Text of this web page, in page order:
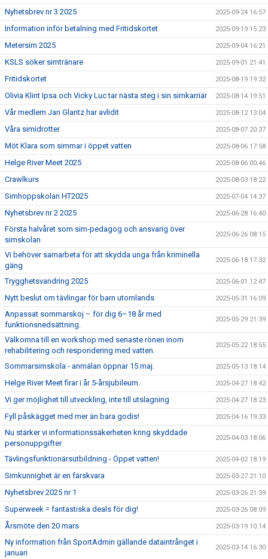
Nyhetsbrev nr 3 2025 2025-09-24 16:57
Information inför betalning med Fritidskortet 2025-09-19 15:23
Metersim 2025 2025-09-04 16:21
KSLS söker simtränare 2025-09-01 21:41
Fritidskortet 2025-08-19 19:32
Olivia Klint Ipsa och Vicky Luc tar nästa steg i sin simkarriär 2025-08-14 19:51
Vår medlem Jan Glantz har avlidit 2025-08-12 13:04
Våra simidrotter 2025-08-07 20:37
Möt Klara som simmar i öppet vatten 2025-08-06 17:58
Helge River Meet 2025 2025-08-06 00:46
Crawlkurs 2025-08-03 18:22
Simhoppskolan HT2025 2025-07-04 14:37
Nyhetsbrev nr 2 2025 2025-06-28 16:40
Första halvåret som sim-pedagog och ansvarig över
simskolan
2025-06-26 08:15
Vi behöver samarbeta för att skydda unga från kriminella
gäng
2025-06-18 17:32
Trygghetsvandring 2025 2025-06-01 12:47
Nytt beslut om tävlingar för barn utomlands 2025-05-31 16:09
Anpassat sommarskoj – för dig 6–18 år med
funktionsnedsättning.
2025-05-29 21:39
Välkomna till en workshop med senaste rönen inom
rehabilitering och respondering med vatten.
2025-05-22 18:55
Sommarsimskola - anmälan öppnar 15 maj. 2025-05-13 18:14
Helge River Meet firar i år 5-årsjubileum. 2025-04-27 18:42
Vi ger möjlighet till utveckling, inte till utslagning 2025-04-27 18:23
Fyll påskägget med mer än bara godis! 2025-04-16 19:33
Nu stärker vi informationssäkerheten kring skyddade
personuppgifter
2025-04-03 18:06
Tävlingsfunktionärsutbildning - Öppet vatten! 2025-04-02 18:19
Simkunnighet är en färskvara 2025-03-27 21:10
Nyhetsbrev 2025 nr 1 2025-03-26 21:39
Superweek = fantastiska deals för dig! 2025-03-26 08:09
Årsmöte den 20 mars 2025-03-19 10:14
Ny information från SportAdmin gällande dataintrånget i
januari
2025-03-14 16:30